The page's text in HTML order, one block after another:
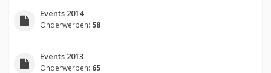
Events 2014
Onderwerpen: 58
Events 2013
Onderwerpen: 65